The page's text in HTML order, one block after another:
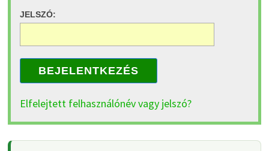
JELSZÓ:
BEJELENTKEZÉS
Elfelejtett felhasználónév vagy jelszó?